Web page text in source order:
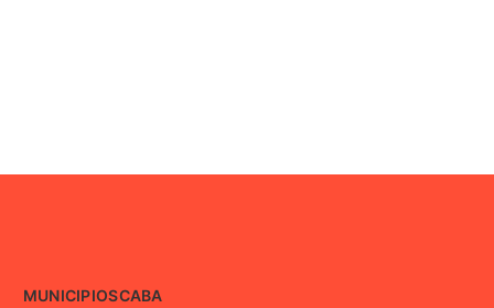
MUNICIPIOSCABA